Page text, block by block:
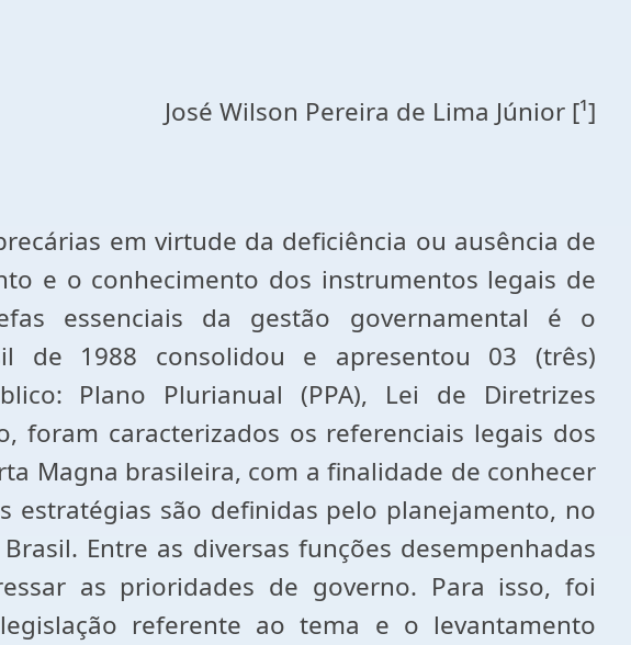
José Wilson Pereira de Lima Júnior [¹]
em virtude da deficiência ou ausência de
e o conhecimento dos instrumentos legais de
essenciais da gestão governamental é o
de 1988 consolidou e apresentou 03 (três)
Plano Plurianual (PPA), Lei de Diretrizes
foram caracterizados os referenciais legais dos
Magna brasileira, com a finalidade de conhecer
estratégias são definidas pelo planejamento, no
Entre as diversas funções desempenhadas
as prioridades de governo. Para isso, foi
referente ao tema e o levantamento